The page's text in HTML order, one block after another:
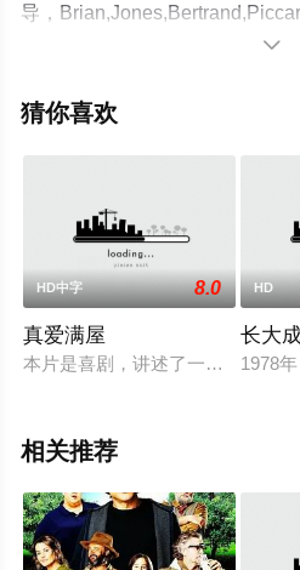
导，
电影，手机免费观看高清未删减
网等平台了解。

猜你喜欢
HD中字 8.0
真爱满屋
本片是喜剧，讲述了一个全世界
HD
长大
1978
相关推荐